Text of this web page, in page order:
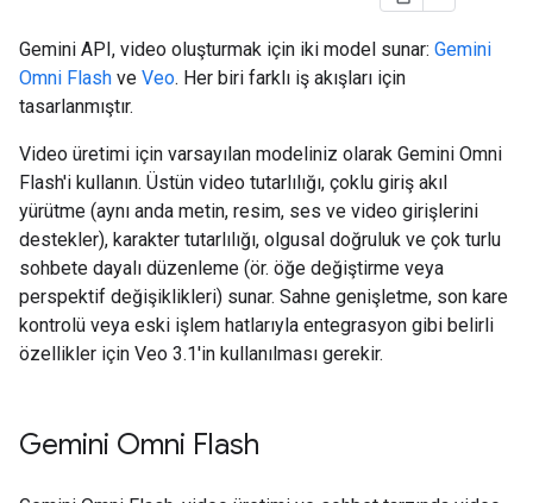
Gemini API, video oluşturmak için iki model sunar: Gemini
Omni Flash ve Veo. Her biri farklı iş akışları için
tasarlanmıştır.
Video üretimi için varsayılan modeliniz olarak Gemini Omni
Flash'i kullanın. Üstün video tutarlılığı, çoklu giriş akıl
yürütme (aynı anda metin, resim, ses ve video girişlerini
destekler), karakter tutarlılığı, olgusal doğruluk ve çok turlu
sohbete dayalı düzenleme (ör. öğe değiştirme veya
perspektif değişiklikleri) sunar. Sahne genişletme, son kare
kontrolü veya eski işlem hatlarıyla entegrasyon gibi belirli
özellikler için Veo 3.1'in kullanılması gerekir.
Gemini Omni Flash